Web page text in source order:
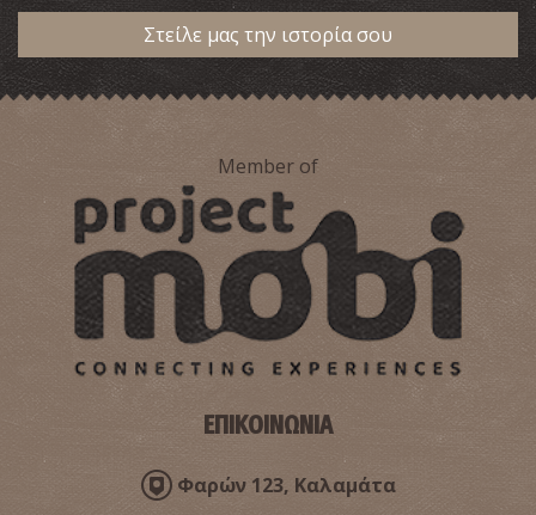
Στείλε μας την ιστορία σου
Member of
ΕΠΙΚΟΙΝΩΝΙΑ
Φαρών 123, Καλαμάτα